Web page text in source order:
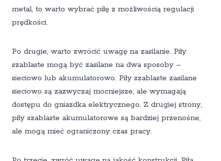
metal, to warto wybrać piłę z możliwością regulacji
prędkości.
Po drugie, warto zwrócić uwagę na zasilanie. Piły
szablaste mogą być zasilane na dwa sposoby –
sieciowo lub akumulatorowo. Piły szablaste zasilane
sieciowo są zazwyczaj mocniejsze, ale wymagają
dostępu do gniazdka elektrycznego. Z drugiej strony,
piły szablaste akumulatorowe są bardziej przenośne,
ale mogą mieć ograniczony czas pracy.